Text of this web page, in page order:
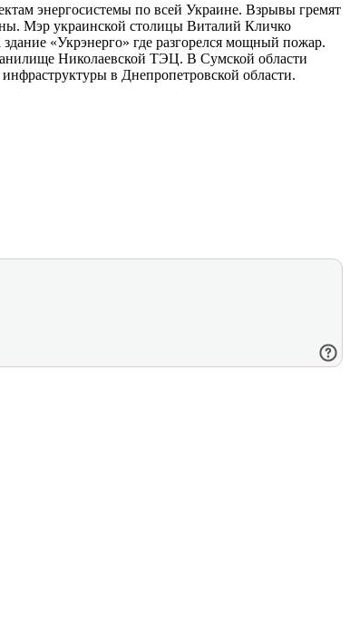
энергосистемы по всей Украине. Взрывы гремят
Мэр украинской столицы Виталий Кличко
«Укрэнерго» где разгорелся мощный пожар.
Николаевской ТЭЦ. В Сумской области
в Днепропетровской области.